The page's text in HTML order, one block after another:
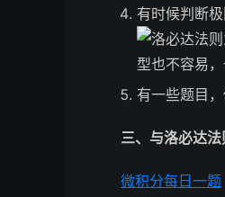
有时候判断
型也不容易
有一些题目
三、与洛必达
微积分每日一题